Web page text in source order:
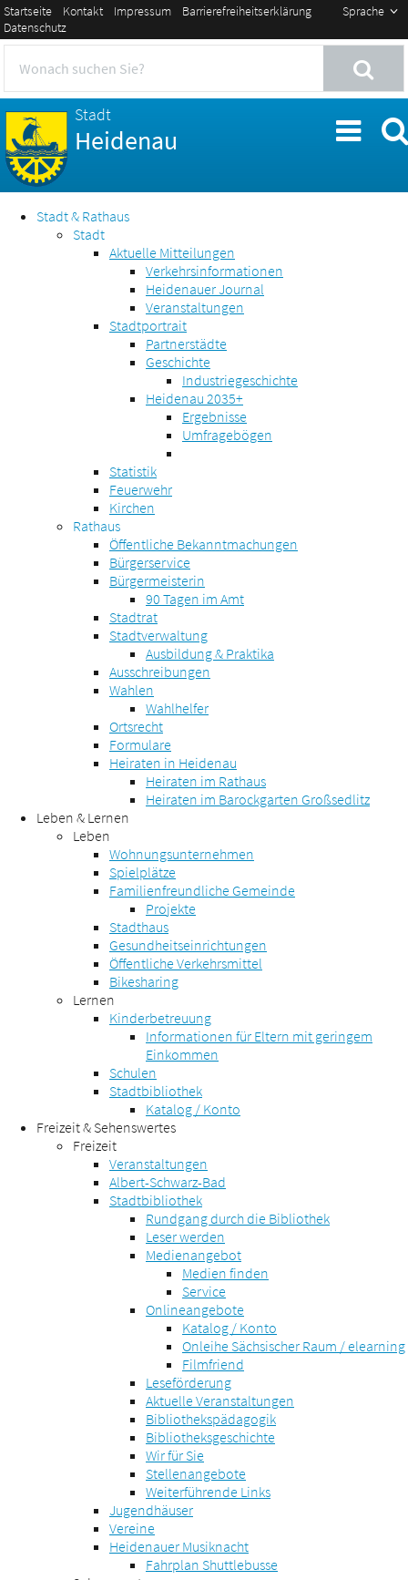
Sprache
Startseite Kontakt Impressum
Barrierefreiheitserklärung
Datenschutz
Stadt
Heidenau
Stadt & Rathaus
Stadt
Aktuelle Mitteilungen
Verkehrsinformationen
Heidenauer Journal
Veranstaltungen
Stadtportrait
Partnerstädte
Geschichte
Industriegeschichte
Heidenau 2035+
Ergebnisse
Umfragebögen
Statistik
Feuerwehr
Kirchen
Rathaus
Öffentliche Bekanntmachungen
Bürgerservice
Bürgermeisterin
90 Tagen im Amt
Stadtrat
Stadtverwaltung
Ausbildung & Praktika
Ausschreibungen
Wahlen
Wahlhelfer
Ortsrecht
Formulare
Heiraten in Heidenau
Heiraten im Rathaus
Heiraten im Barockgarten Großsedlitz
Leben & Lernen
Leben
Wohnungsunternehmen
Spielplätze
Familienfreundliche Gemeinde
Projekte
Stadthaus
Gesundheitseinrichtungen
Öffentliche Verkehrsmittel
Bikesharing
Lernen
Kinderbetreuung
Informationen für Eltern mit geringem
Einkommen
Schulen
Stadtbibliothek
Katalog / Konto
Freizeit & Sehenswertes
Freizeit
Veranstaltungen
Albert-Schwarz-Bad
Stadtbibliothek
Rundgang durch die Bibliothek
Leser werden
Medienangebot
Medien finden
Service
Onlineangebote
Katalog / Konto
Onleihe Sächsischer Raum / elearning
Filmfriend
Leseförderung
Aktuelle Veranstaltungen
Bibliothekspädagogik
Bibliotheksgeschichte
Wir für Sie
Stellenangebote
Weiterführende Links
Jugendhäuser
Vereine
Heidenauer Musiknacht
Fahrplan Shuttlebusse